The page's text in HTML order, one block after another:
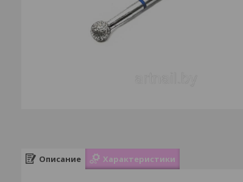
Описание Характеристики